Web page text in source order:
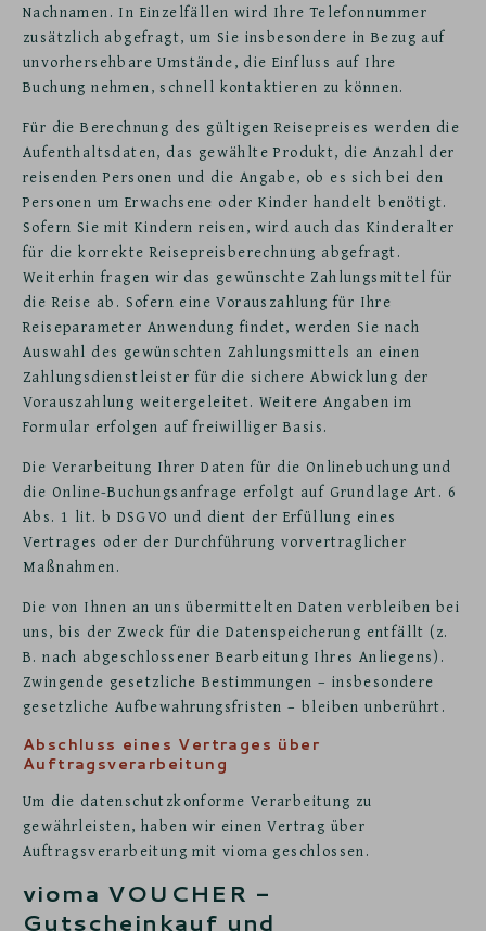
Nachnamen. In Einzelfällen wird Ihre Telefonnummer
zusätzlich abgefragt, um Sie insbesondere in Bezug auf
unvorhersehbare Umstände, die Einfluss auf Ihre
Buchung nehmen, schnell kontaktieren zu können.
Für die Berechnung des gültigen Reisepreises werden die
Aufenthaltsdaten, das gewählte Produkt, die Anzahl der
reisenden Personen und die Angabe, ob es sich bei den
Personen um Erwachsene oder Kinder handelt benötigt.
Sofern Sie mit Kindern reisen, wird auch das Kinderalter
für die korrekte Reisepreisberechnung abgefragt.
Weiterhin fragen wir das gewünschte Zahlungsmittel für
die Reise ab. Sofern eine Vorauszahlung für Ihre
Reiseparameter Anwendung findet, werden Sie nach
Auswahl des gewünschten Zahlungsmittels an einen
Zahlungsdienstleister für die sichere Abwicklung der
Vorauszahlung weitergeleitet. Weitere Angaben im
Formular erfolgen auf freiwilliger Basis.
Die Verarbeitung Ihrer Daten für die Onlinebuchung und
die Online-Buchungsanfrage erfolgt auf Grundlage Art. 6
Abs. 1 lit. b DSGVO und dient der Erfüllung eines
Vertrages oder der Durchführung vorvertraglicher
Maßnahmen.
Die von Ihnen an uns übermittelten Daten verbleiben bei
uns, bis der Zweck für die Datenspeicherung entfällt (z.
B. nach abgeschlossener Bearbeitung Ihres Anliegens).
Zwingende gesetzliche Bestimmungen – insbesondere
gesetzliche Aufbewahrungsfristen – bleiben unberührt.
Abschluss eines Vertrages über
Auftragsverarbeitung
Um die datenschutzkonforme Verarbeitung zu
gewährleisten, haben wir einen Vertrag über
Auftragsverarbeitung mit vioma geschlossen.
vioma VOUCHER -
Gutscheinkauf und